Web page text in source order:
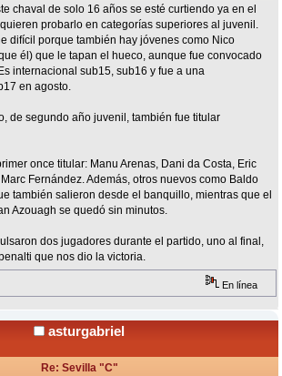
chaval de solo 16 años se esté curtiendo ya en el
probarlo en categorías superiores al juvenil.
difícil porque también hay jóvenes como Nico
él) que le tapan el hueco, aunque fue convocado
internacional sub15, sub16 y fue a una
en agosto.
de segundo año juvenil, también fue titular
once titular: Manu Arenas, Dani da Costa, Eric
Fernández. Además, otros nuevos como Baldo
también salieron desde el banquillo, mientras que el
Azouagh se quedó sin minutos.
dos jugadores durante el partido, uno al final,
que nos dio la victoria.
En línea
asturgabriel
Re: Sevilla "C"